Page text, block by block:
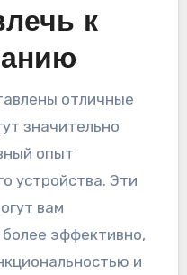
к
отличные
значительно
опыт
устройства. Эти
вам
более эффективно,
и